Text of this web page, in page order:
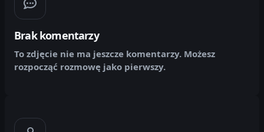
Brak komentarzy
To zdjęcie nie ma jeszcze komentarzy. Możesz
rozpocząć rozmowę jako pierwszy.